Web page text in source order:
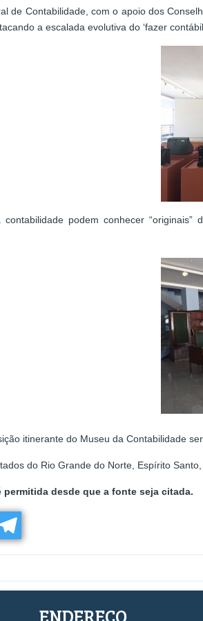
de Contabilidade, com o apoio dos
a escalada evolutiva do ‘fazer
podem conhecer
itinerante do Museu da Contabilidade
do Rio Grande do Norte, Espírito
desde que a fonte seja citada.
ENDEREÇO